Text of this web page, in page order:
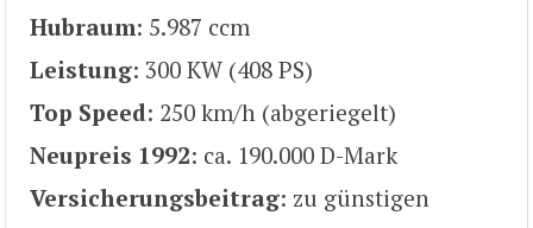
Hubraum: 5.987 ccm
Leistung: 300 KW (408 PS)
Top Speed: 250 km/h (abgeriegelt)
Neupreis 1992: ca. 190.000 D-Mark
Versicherungsbeitrag: zu günstigen